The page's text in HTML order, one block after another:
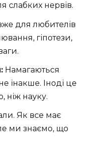
слабких нервів.
для любителів
гіпотези,
Намагаються
інакше. Іноді це
ніж науку.
Як все має
ми знаємо, що